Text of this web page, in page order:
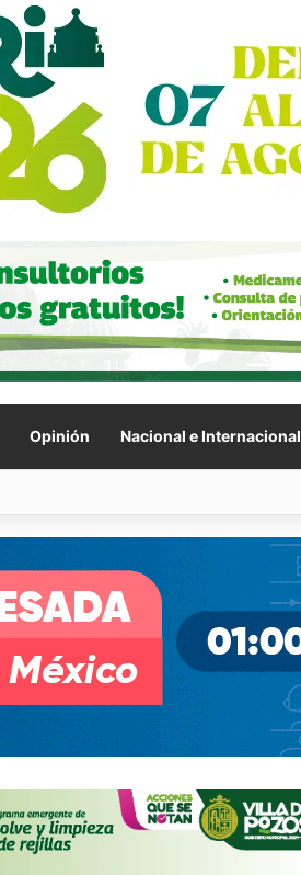
Opinión Nacional e Internacional
y generación de empleos